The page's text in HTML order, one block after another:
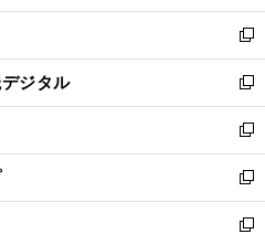
開
く
ウ
で
開
く
ン
ド
ウ
で
開
く
ウ
ィ
ン
ド
ウ
で
開
く
新
し
い
ウ
ィ
ン
ド
ウ
で
ジタル
新
し
い
ウ
ィ
ン
ド
新
し
い
ウ
ィ
新
し
い
新